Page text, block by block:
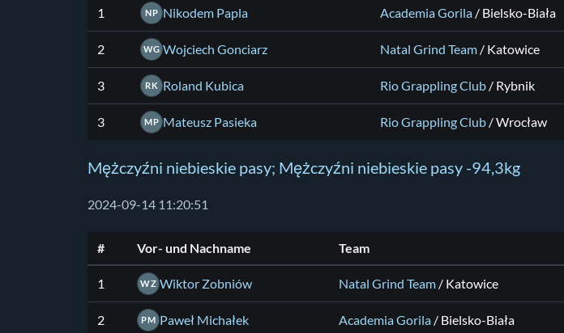
1 NP Nikodem Papla Academia Gorila / Bielsko-Biała
2 WG Wojciech Gonciarz Natal Grind Team / Katowice
3 RK Roland Kubica Rio Grappling Club / Rybnik
3 MP Mateusz Pasieka Rio Grappling Club / Wrocław
Mężczyźni niebieskie pasy; Mężczyźni niebieskie pasy -94,3kg
2024-09-14 11:20:51
# Vor- und Nachname Team
1 WZ Wiktor Zobniów Natal Grind Team / Katowice
2 PM Paweł Michałek Academia Gorila / Bielsko-Biała